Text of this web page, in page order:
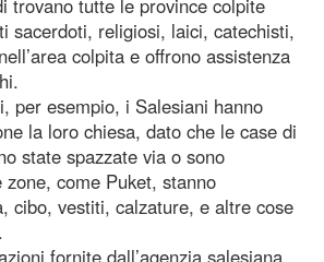
sacerdoti, religiosi, laici, catechisti,
colpita e offrono assistenza
per esempio, i Salesiani hanno
la loro chiesa, dato che le case di
state spazzate via o sono
come Puket, stanno
cibo, vestiti, calzature, e altre cose
fornite dall’agenzia salesiana